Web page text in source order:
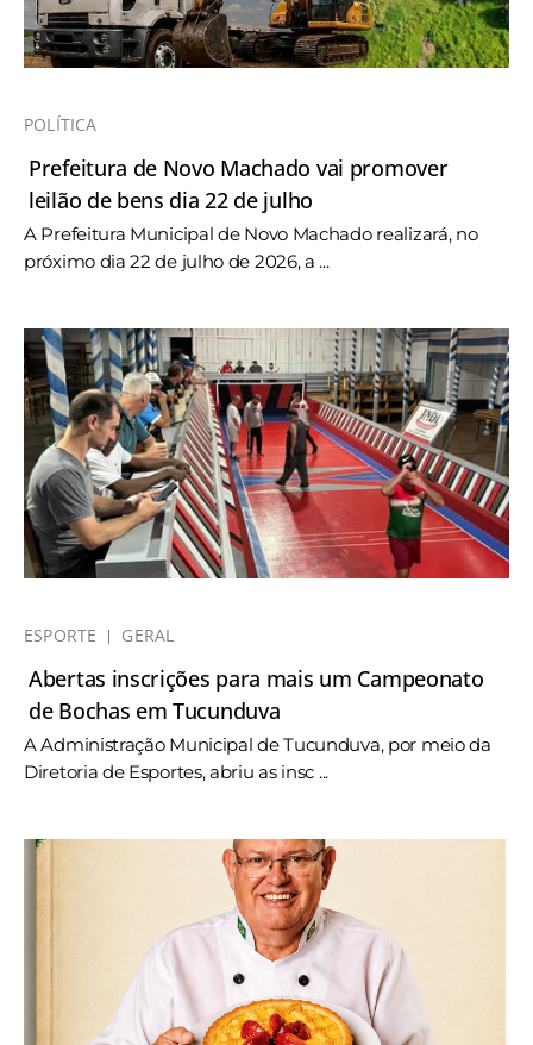
POLÍTICA
Prefeitura de Novo Machado vai promover
leilão de bens dia 22 de julho
A Prefeitura Municipal de Novo Machado realizará, no
próximo dia 22 de julho de 2026, a ...
ESPORTE GERAL
Abertas inscrições para mais um Campeonato
de Bochas em Tucunduva
A Administração Municipal de Tucunduva, por meio da
Diretoria de Esportes, abriu as insc ...